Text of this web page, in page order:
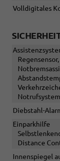
Volldigitales
Diebstahl-
Einparkhilfe
Distance
Innenspiegel